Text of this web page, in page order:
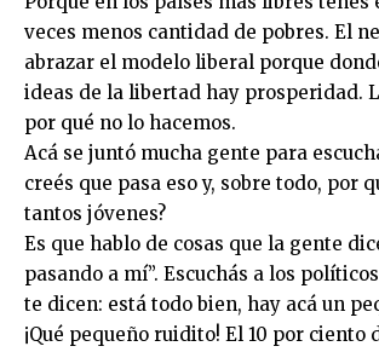
veces menos cantidad de pobres. El
abrazar el modelo liberal porque
ideas de la libertad hay prosperidad.
por qué no lo hacemos.
Acá se juntó mucha gente para
creés que pasa eso y, sobre todo, por
tantos jóvenes?
Es que hablo de cosas que la gente
pasando a mí”. Escuchás a los
te dicen: está todo bien, hay acá un
¡Qué pequeño ruidito! El 10 por ciento